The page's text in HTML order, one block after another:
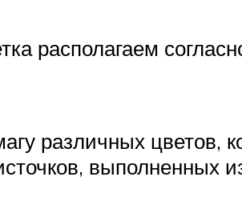
располагаем
различных цветов,
выполненных